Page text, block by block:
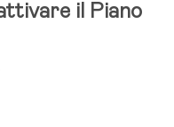
il Piano